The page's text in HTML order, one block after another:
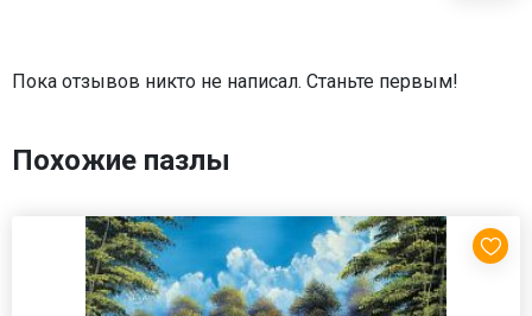
Пока отзывов никто не написал. Станьте первым!
Похожие пазлы